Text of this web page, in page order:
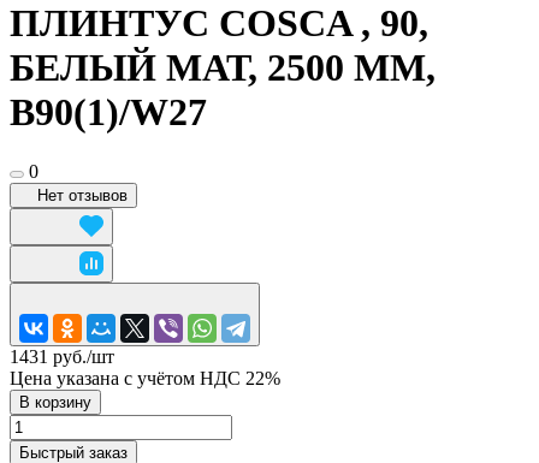
ПЛИНТУС COSCA , 90,
БЕЛЫЙ МАТ, 2500 ММ,
B90(1)/W27
0
Нет отзывов
1431 руб./шт
Цена указана с учётом НДС 22%
В корзину
Быстрый заказ